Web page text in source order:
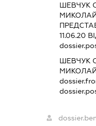
ШЕВЧУК
11.06.20
ШЕВЧУК